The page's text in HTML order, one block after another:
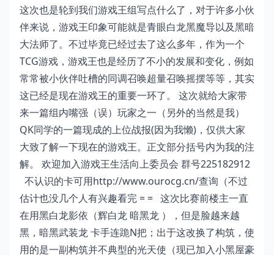
这次也是轮到我们游戏王组写点什么了，对于许多小伙
伴来说，游戏王印象可能就是青眼白龙黑魔导以及黑暗
大法师了。不过毕竟已经过去了这么多年，作为一个
TCG游戏，游戏王也是经历了不小的发展和变化，例如
常常被小伙伴吐槽的同调召唤超量召唤摇摆等等，其实
这已经是现在游戏王的重要一环了。 这次就给大家带
来一篇组内嘴强（误）玩家之一（另外的当然是我）
QK同学的一篇现成的上位战报(因为我懒)，仅供大家
大致了解一下现在的游戏王。正文部分括号内为我的注
解。 欢迎加入游戏王生活向上委员会 群号225182912
不认识的卡可用http://www.ourocg.cn/查询（不过
估计也没几个人有兴趣看完 = = 这次比赛前楼主一直
在用黑白龙影依（辉白龙 暗黑龙 ），但是脸越来越
黑，暗黑武装龙 卡手连跪N把；出于这改换了构筑，使
用的是一副构筑并不典型的光天使（现已加入小黑屋豪